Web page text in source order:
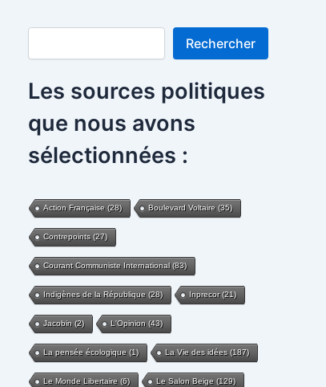
Rechercher
Rechercher
Les sources politiques
que nous avons
sélectionnées :
Action Française (28) Boulevard Voltaire (35)
Contrepoints(27)
Courant Communiste International(83)
Indigènes de la République (28) Inprecor(21)
Jacobin (2) L'Opinion (43)
La pensée écologique (1) La Vie des idées(187)
Le Monde Libertaire (6) Le Salon Beige (129)